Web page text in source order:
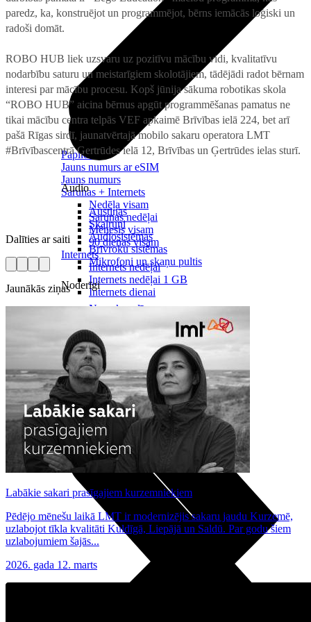
Papildināt
Jauns numurs ar eSIM
Jauns numurs
Sarunas + Internets
Nedēļa visam
Sarunas nedēļai
Mēnesis visam
90 dienas visam
Internets
Internets nedēļai
Internets nedēļai 1 GB
Internets dienai
Maksas un tarifi Latvijā
Maksas un tarifi ārzemēs
LMT Kartes iespējas
Kur nopirkt
Kā kļūt par LMT klientu
eSIM tehnoloģija
Citi pakalpojumi
Audio
Austiņas
Skaļruņi
Audiosistēmas
Brīvroku sistēmas
Mikrofoni un skaņu pultis
Noderīgi
Nomaksas līgums
paredz, ka, konstruējot un programmējot, bērns iemācās loģiski un
radoši domāt.
ROBO HUB liek uzsvaru uz pozitīvu mācību vidi, kvalitatīvu
nodarbību saturu un meistarīgiem skolotājiem, tādējādi radot bērnam
interesi par mācību procesu. Kopš jūnija sākuma robotikas skola
“ROBO HUB” aicina bērnus apgūt programmēšanas pamatus ne
tikai mācību centra telpās VEF apkaimē Brīvības ielā 224, bet arī
pašā Rīgas sirdī, jaunatvērtajā mobilo sakaru operatora LMT
#Brīvībascentrā Ģertrūdes ielā 12, Brīvības un Ģertrūdes ielas sturī.
Dalīties ar saiti
Jaunākās ziņas
Labākie sakari prasīgajiem kurzemniekiem
Pēdējo mēnešu laikā LMT ir modernizējis sakaru jaudu Kurzemē,
uzlabojot tīkla kvalitāti Kuldīgā, Liepājā un Saldū. Par godu šiem
uzlabojumiem šajās...
2026. gada 12. marts